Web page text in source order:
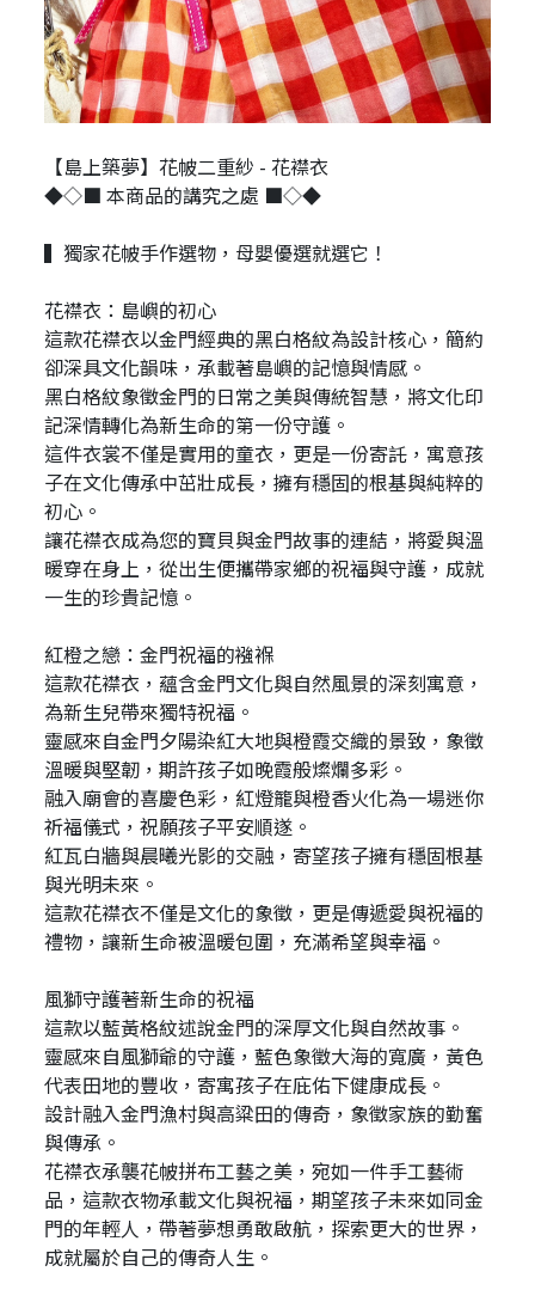
【島上築夢】花帔二重紗 - 花襟衣
◆◇■ 本商品的講究之處 ■◇◆
▍獨家花帔手作選物，母嬰優選就選它！
花襟衣：島嶼的初心
這款花襟衣以金門經典的黑白格紋為設計核心，簡約
卻深具文化韻味，承載著島嶼的記憶與情感。
黑白格紋象徵金門的日常之美與傳統智慧，將文化印
記深情轉化為新生命的第一份守護。
這件衣裳不僅是實用的童衣，更是一份寄託，寓意孩
子在文化傳承中茁壯成長，擁有穩固的根基與純粹的
初心。
讓花襟衣成為您的寶貝與金門故事的連結，將愛與溫
暖穿在身上，從出生便攜帶家鄉的祝福與守護，成就
一生的珍貴記憶。
紅橙之戀：金門祝福的襁褓
這款花襟衣，蘊含金門文化與自然風景的深刻寓意，
為新生兒帶來獨特祝福。
靈感來自金門夕陽染紅大地與橙霞交織的景致，象徵
溫暖與堅韌，期許孩子如晚霞般燦爛多彩。
融入廟會的喜慶色彩，紅燈籠與橙香火化為一場迷你
祈福儀式，祝願孩子平安順遂。
紅瓦白牆與晨曦光影的交融，寄望孩子擁有穩固根基
與光明未來。
這款花襟衣不僅是文化的象徵，更是傳遞愛與祝福的
禮物，讓新生命被溫暖包圍，充滿希望與幸福。
風獅守護著新生命的祝福
這款以藍黃格紋述說金門的深厚文化與自然故事。
靈感來自風獅爺的守護，藍色象徵大海的寬廣，黃色
代表田地的豐收，寄寓孩子在庇佑下健康成長。
設計融入金門漁村與高粱田的傳奇，象徵家族的勤奮
與傳承。
花襟衣承襲花帔拼布工藝之美，宛如一件手工藝術
品，這款衣物承載文化與祝福，期望孩子未來如同金
門的年輕人，帶著夢想勇敢啟航，探索更大的世界，
成就屬於自己的傳奇人生。